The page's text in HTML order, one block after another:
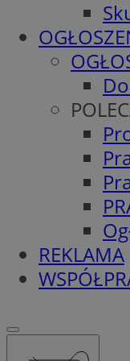
REKLAMA